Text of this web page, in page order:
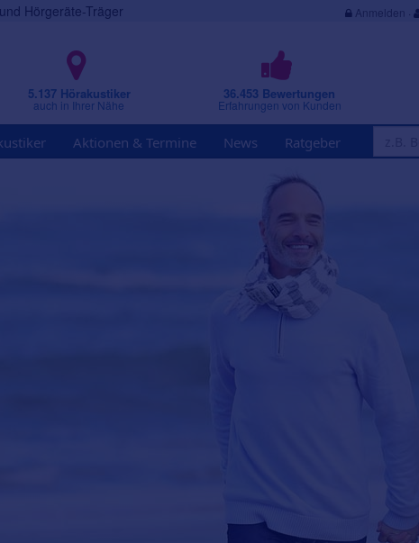
Hörgeräte-Träger Anmelden ·
5.137 Hörakustiker
auch in Ihrer Nähe
36.453 Bewertungen
Erfahrungen von Kunden
Aktionen & Termine News Ratgeber